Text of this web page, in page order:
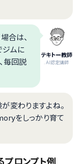
テキトー教師
.AI認定講師
合は、
ジムに
毎回説
変わりますよね。
をしっかり育て
プロンプト例